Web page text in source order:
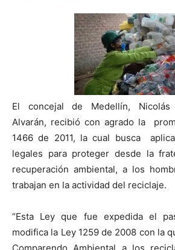
El concejal de Medellín, Nicolás
Alvarán, recibió con agrado la
1466 de 2011, la cual busca
legales para proteger desde la
recuperación ambiental, a los
trabajan en la actividad del reciclaje.
“Esta Ley que fue expedida el
modifica la Ley 1259 de 2008 con la
Comparendo Ambiental a los